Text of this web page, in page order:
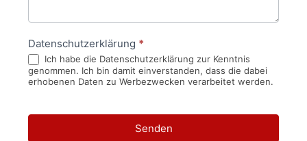
Datenschutzerklärung *
Ich habe die Datenschutzerklärung zur Kenntnis
genommen. Ich bin damit einverstanden, dass die dabei
erhobenen Daten zu Werbezwecken verarbeitet werden.
Senden